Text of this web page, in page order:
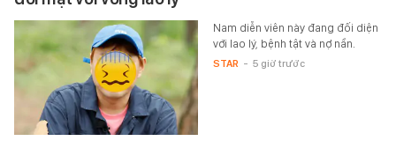
Nam diễn viên này đang đối diện
với lao lý, bệnh tật và nợ nần.
STAR - 5 giờ trước